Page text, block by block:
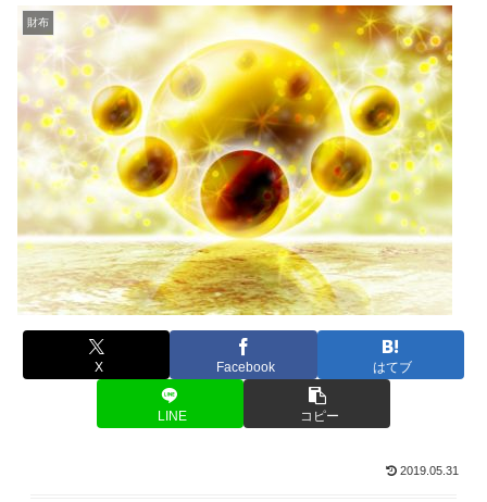
財布
X Facebook はてブ
LINE コピー
2019.05.31